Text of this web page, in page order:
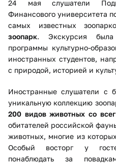
24 мая слушатели
Финансового университета
самых известных
зоопарк. Экскурсия была
программы культурно-
иностранных студентов,
с природой, историей и
Иностранные слушатели с
уникальную коллекцию
200 видов животных со
обитателей российской
животных, многие из
Особый восторг у
понаблюдать за